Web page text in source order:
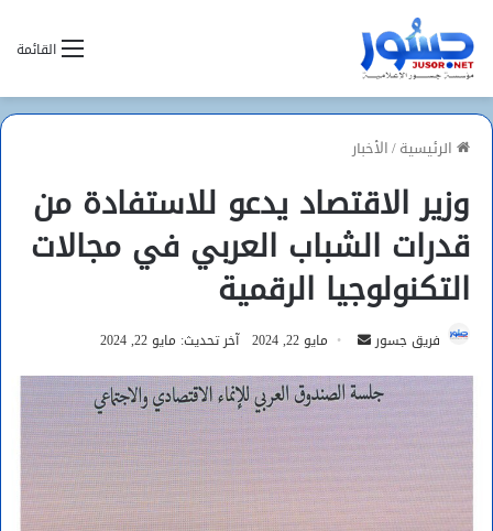
القائمة
الرئيسية/الأخبار
وزير الاقتصاد يدعو للاستفادة من
قدرات الشباب العربي في مجالات
التكنولوجيا الرقمية
فريق جسور
أرسل
إلكترونيا
مايو 22, 2024 آخر تحديث: مايو 22, 2024